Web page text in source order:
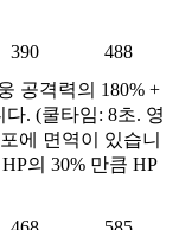
390
488
공격력의 180% +
. (쿨타임: 8초. 영
에 면역이 있습니
의 30% 만큼 HP